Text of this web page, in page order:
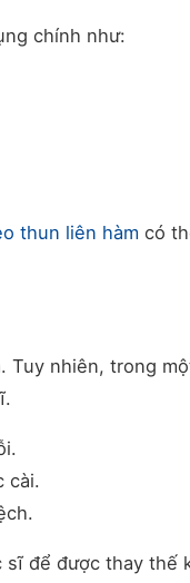
chính như:
thun liên hàm có
Tuy nhiên, trong
cài.
sĩ để được thay thế